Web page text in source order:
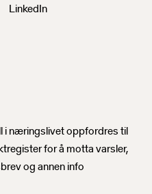
LinkedIn
i næringslivet oppfordres til
for å motta varsler,
og annen info